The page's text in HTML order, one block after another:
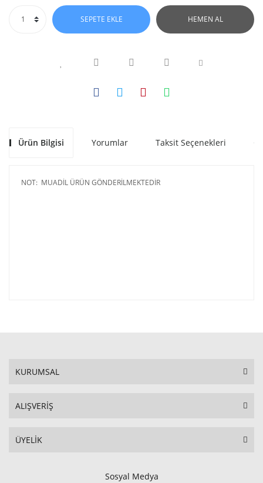
SEPETE EKLE HEMEN AL
Ürün Bilgisi Yorumlar Taksit Seçenekleri
NOT: MUADİL ÜRÜN GÖNDERİLMEKTEDİR
KURUMSAL
ALIŞVERİŞ
ÜYELİK
Sosyal Medya